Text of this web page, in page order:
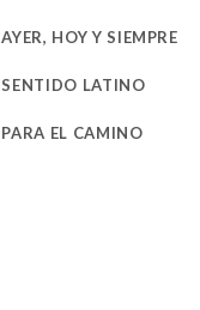
AYER, HOY Y SIEMPRE
SENTIDO LATINO
PARA EL CAMINO